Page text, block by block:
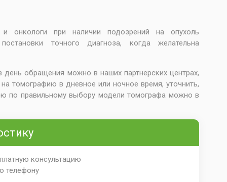
онкологи при наличии подозрений на опухоль
точного диагноза, когда желательна
обращения можно в наших партнерских центрах,
томографию в дневное или ночное время, уточнить,
по правильному выбору модели томографа можно в
консультацию
телефону